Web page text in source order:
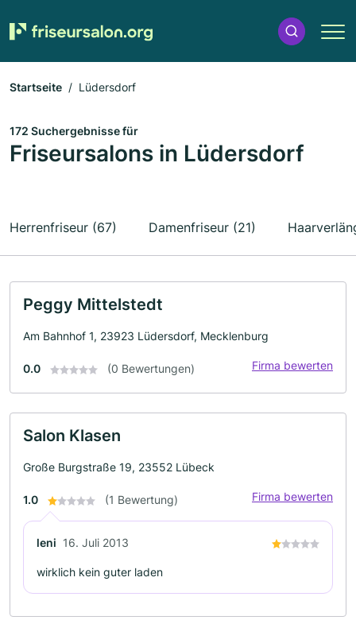
Startseite Lüdersdorf
172 Suchergebnisse für
Friseursalons in Lüdersdorf
Herrenfriseur (67) Damenfriseur (21)
Peggy Mittelstedt
Am Bahnhof 1, 23923 Lüdersdorf, Mecklenburg
0.0 (0 Bewertungen) Firma bewerten
Salon Klasen
Große Burgstraße 19, 23552 Lübeck
1.0 (1 Bewertung) Firma bewerten
leni 16. Juli 2013
wirklich kein guter laden